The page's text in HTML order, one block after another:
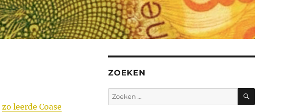
zo leerde Coase
ZOEKEN
Zoeken
naar:
ZOEKEN